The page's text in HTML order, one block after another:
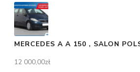
MERCEDES A A 150 , SALON
12 000,00zł